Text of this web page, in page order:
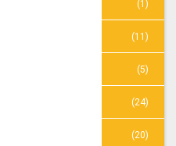
(1)
(11)
(5)
(24)
(20)